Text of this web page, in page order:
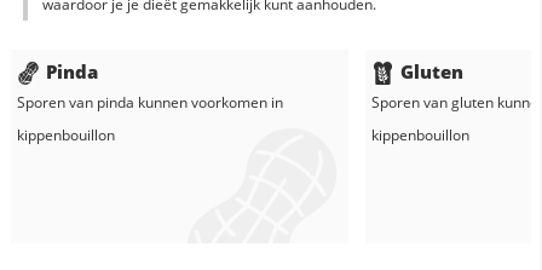
waardoor je je dieët gemakkelijk kunt aanhouden.
Pinda
Sporen van pinda kunnen voorkomen in
kippenbouillon
Gluten
Sporen van gluten
kippenbouillon